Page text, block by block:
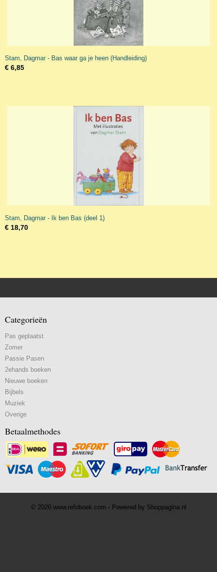
Stam, Dagmar - Bas waar ga je heen (Handleiding)
€ 6,85
Stam, Dagmar - Ik ben Bas (deel 1)
€ 18,70
Categorieën
Pas geplaatst
Zomer
Passie Pasen
2ehands boeken
Nieuwe boeken
Bijbels
Muziek
Overige
Betaalmethodes
© 2026 www.refoboek.com - Powered by Shoppagina.nl